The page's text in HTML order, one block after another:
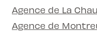
Agence de La
Agence de